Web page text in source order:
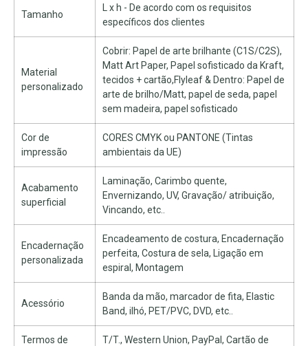
Tamanho
L x h - De acordo com os requisitos
específicos dos clientes
Material
personalizado
Cobrir: Papel de arte brilhante (C1S/C2S),
Matt Art Paper, Papel sofisticado da Kraft,
tecidos + cartão,Flyleaf & Dentro: Papel de
arte de brilho/Matt, papel de seda, papel
sem madeira, papel sofisticado
Cor de
impressão
CORES CMYK ou PANTONE (Tintas
ambientais da UE)
Acabamento
superficial
Laminação, Carimbo quente,
Envernizando, UV, Gravação/ atribuição,
Vincando, etc..
Encadernação
personalizada
Encadeamento de costura, Encadernação
perfeita, Costura de sela, Ligação em
espiral, Montagem
Acessório
Banda da mão, marcador de fita, Elastic
Band, ilhó, PET/PVC, DVD, etc..
Termos de
T/T., Western Union, PayPal, Cartão de